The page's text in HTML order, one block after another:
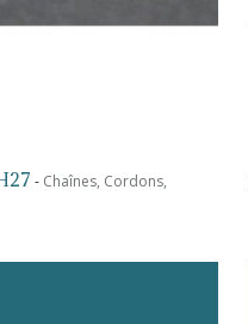
- Chaînes, Cordons,